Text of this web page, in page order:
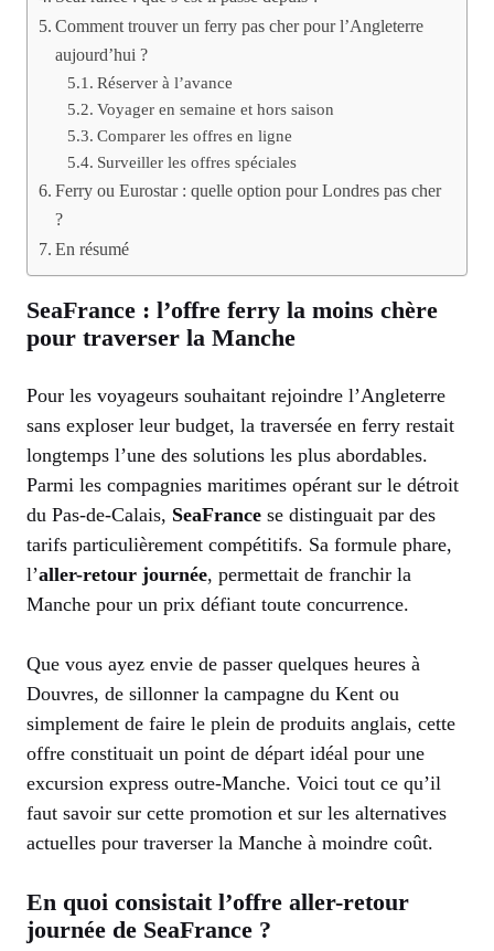
Comment trouver un ferry pas cher pour l’Angleterre
aujourd’hui ?
Réserver à l’avance
Voyager en semaine et hors saison
Comparer les offres en ligne
Surveiller les offres spéciales
Ferry ou Eurostar : quelle option pour Londres pas cher
?
En résumé
SeaFrance : l’offre ferry la moins chère
pour traverser la Manche
Pour les voyageurs souhaitant rejoindre l’Angleterre
sans exploser leur budget, la traversée en ferry restait
longtemps l’une des solutions les plus abordables.
Parmi les compagnies maritimes opérant sur le détroit
du Pas-de-Calais, SeaFrance se distinguait par des
tarifs particulièrement compétitifs. Sa formule phare,
l’aller-retour journée, permettait de franchir la
Manche pour un prix défiant toute concurrence.
Que vous ayez envie de passer quelques heures à
Douvres, de sillonner la campagne du Kent ou
simplement de faire le plein de produits anglais, cette
offre constituait un point de départ idéal pour une
excursion express outre-Manche. Voici tout ce qu’il
faut savoir sur cette promotion et sur les alternatives
actuelles pour traverser la Manche à moindre coût.
En quoi consistait l’offre aller-retour
journée de SeaFrance ?